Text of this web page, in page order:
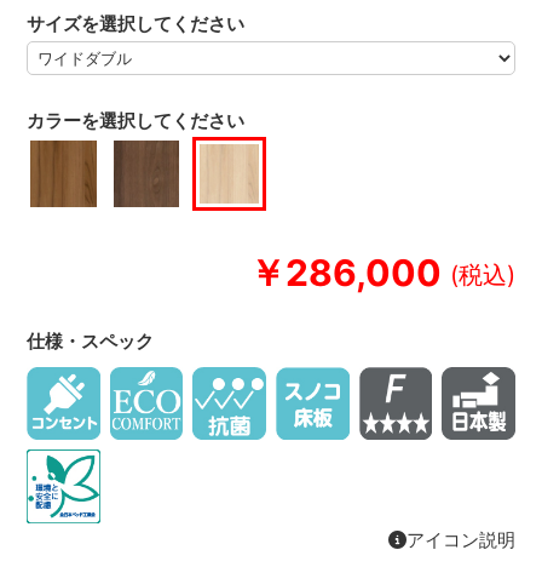
￥286,000
カラーを選択してください
サイズを選択してください
仕様・スペック
アイコン説明